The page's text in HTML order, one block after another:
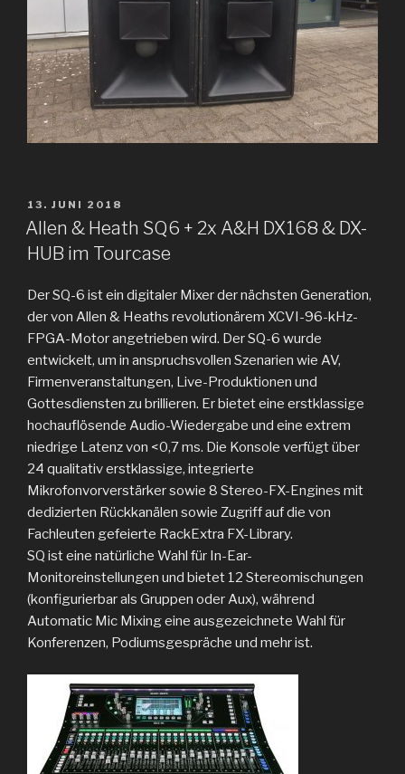
VERÖFFENTLICHT
AM
13. JUNI 2018
Allen & Heath SQ6 + 2x A&H DX168 & DX-
HUB im Tourcase
Der SQ-6 ist ein digitaler Mixer der nächsten Generation,
der von Allen & Heaths revolutionärem XCVI-96-kHz-
FPGA-Motor angetrieben wird. Der SQ-6 wurde
entwickelt, um in anspruchsvollen Szenarien wie AV,
Firmenveranstaltungen, Live-Produktionen und
Gottesdiensten zu brillieren. Er bietet eine erstklassige
hochauflösende Audio-Wiedergabe und eine extrem
niedrige Latenz von <0,7 ms. Die Konsole verfügt über
24 qualitativ erstklassige, integrierte
Mikrofonvorverstärker sowie 8 Stereo-FX-Engines mit
dedizierten Rückkanälen sowie Zugriff auf die von
Fachleuten gefeierte RackExtra FX-Library.
SQ ist eine natürliche Wahl für In-Ear-
Monitoreinstellungen und bietet 12 Stereomischungen
(konfigurierbar als Gruppen oder Aux), während
Automatic Mic Mixing eine ausgezeichnete Wahl für
Konferenzen, Podiumsgespräche und mehr ist.